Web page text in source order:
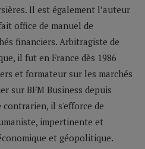
Il est également l’auteur
office de manuel de
financiers. Arbitragiste de
il fut en France dès 1986
et formateur sur les marchés
sur BFM Business depuis
contrarien, il s'efforce de
impertinente et
et géopolitique.